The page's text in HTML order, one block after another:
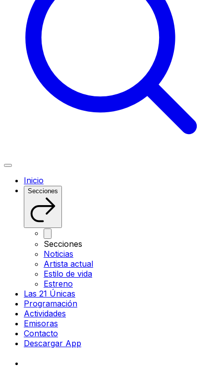
Inicio
Secciones
Secciones
Noticias
Artista actual
Estilo de vida
Estreno
Las 21 Únicas
Programación
Actividades
Emisoras
Contacto
Descargar App